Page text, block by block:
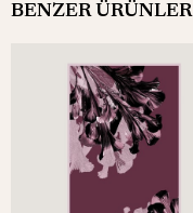
BENZER ÜRÜNLER